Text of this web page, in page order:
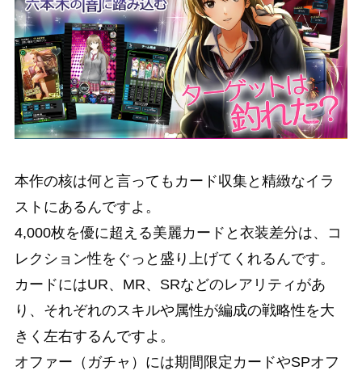
本作の核は何と言ってもカード収集と精緻なイラ
ストにあるんですよ。
4,000枚を優に超える美麗カードと衣装差分は、コ
レクション性をぐっと盛り上げてくれるんです。
カードにはUR、MR、SRなどのレアリティがあ
り、それぞれのスキルや属性が編成の戦略性を大
きく左右するんですよ。
オファー（ガチャ）には期間限定カードやSPオフ